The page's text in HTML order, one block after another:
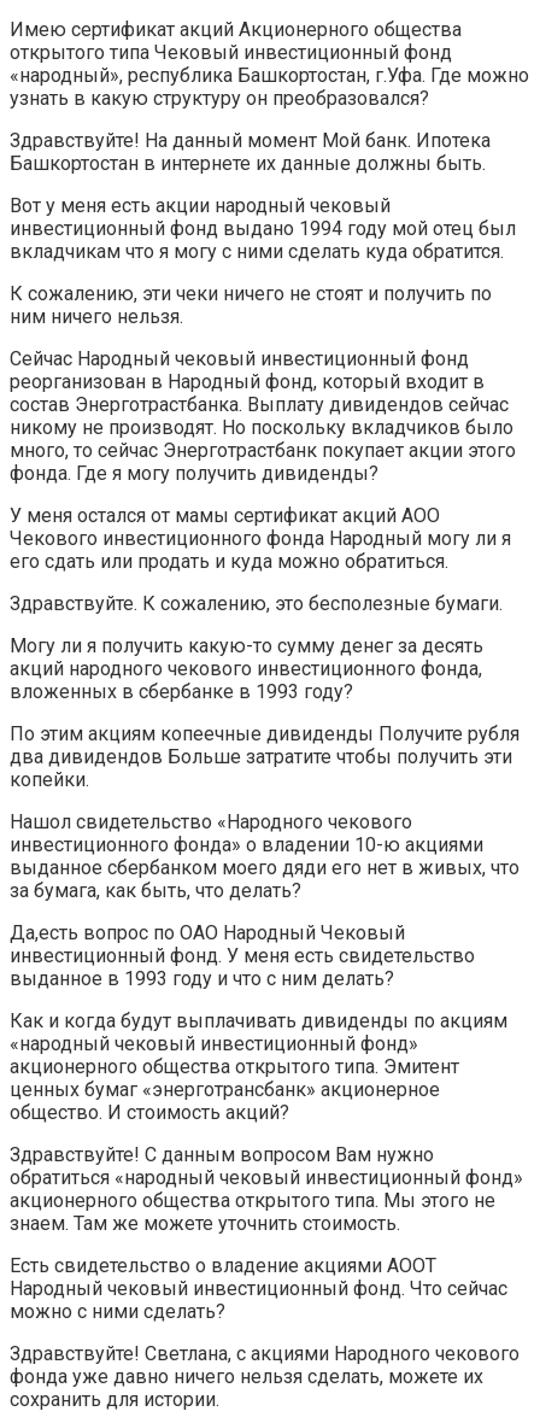
Имею сертификат акций Акционерного общества
открытого типа Чековый инвестиционный фонд
«народный», республика Башкортостан, г.Уфа. Где можно
узнать в какую структуру он преобразовался?
Здравствуйте! На данный момент Мой банк. Ипотека
Башкортостан в интернете их данные должны быть.
Вот у меня есть акции народный чековый
инвестиционный фонд выдано 1994 году мой отец был
вкладчикам что я могу с ними сделать куда обратится.
К сожалению, эти чеки ничего не стоят и получить по
ним ничего нельзя.
Сейчас Народный чековый инвестиционный фонд
реорганизован в Народный фонд, который входит в
состав Энерготрастбанка. Выплату дивидендов сейчас
никому не производят. Но поскольку вкладчиков было
много, то сейчас Энерготрастбанк покупает акции этого
фонда. Где я могу получить дивиденды?
У меня остался от мамы сертификат акций АОО
Чекового инвестиционного фонда Народный могу ли я
его сдать или продать и куда можно обратиться.
Здравствуйте. К сожалению, это бесполезные бумаги.
Могу ли я получить какую-то сумму денег за десять
акций народного чекового инвестиционного фонда,
вложенных в сбербанке в 1993 году?
По этим акциям копеечные дивиденды Получите рубля
два дивидендов Больше затратите чтобы получить эти
копейки.
Нашол свидетельство «Народного чекового
инвестиционного фонда» о владении 10-ю акциями
выданное сбербанком моего дяди его нет в живых, что
за бумага, как быть, что делать?
Да,есть вопрос по ОАО Народный Чековый
инвестиционный фонд. У меня есть свидетельство
выданное в 1993 году и что с ним делать?
Как и когда будут выплачивать дивиденды по акциям
«народный чековый инвестиционный фонд»
акционерного общества открытого типа. Эмитент
ценных бумаг «энерготрансбанк» акционерное
общество. И стоимость акций?
Здравствуйте! С данным вопросом Вам нужно
обратиться «народный чековый инвестиционный фонд»
акционерного общества открытого типа. Мы этого не
знаем. Там же можете уточнить стоимость.
Есть свидетельство о владение акциями АООТ
Народный чековый инвестиционный фонд. Что сейчас
можно с ними сделать?
Здравствуйте! Светлана, с акциями Народного чекового
фонда уже давно ничего нельзя сделать, можете их
сохранить для истории.